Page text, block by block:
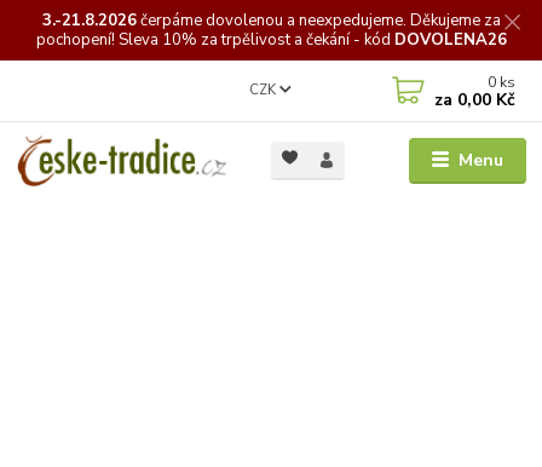
3.-21.8.2026čerpámedovolenou a neexpedujeme. Děkujeme za
pochopení! Sleva 10% za trpělivost a čekání - kód DOVOLENA26
Menu
CZK 0 ks
za 0,00 Kč